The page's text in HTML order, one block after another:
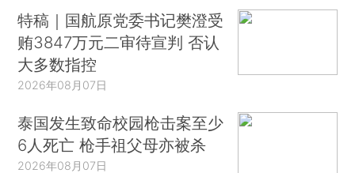
特稿｜国航原党委书记樊澄受
贿3847万元二审待宣判 否认
大多数指控
2026年08月07日
泰国发生致命校园枪击案至少
6人死亡 枪手祖父母亦被杀
2026年08月07日